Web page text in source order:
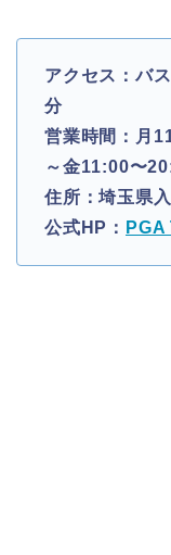
アクセス：バ
分
営業時間：月
～金11:00〜
住所：埼玉県
公式HP：